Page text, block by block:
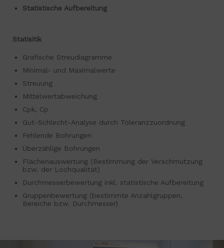
Statistische Aufbereitung
Statisitik
Grafische Streudiagramme
Minimal- und Maximalwerte
Streuung
Mittelwertabweichung
Cpk, Cp
Gut-Schlecht-Analyse durch Toleranzzuordnung
Fehlende Bohrungen
Überzählige Bohrungen
Flächenauswertung (Bestimmung der Verschmutzung
bzw. der Lochqualität)
Durchmesserbewertung inkl. statistische Aufbereitung
Gruppenbewertung (bestimmte Anzahlgruppen,
Bereiche bzw. Durchmesser)